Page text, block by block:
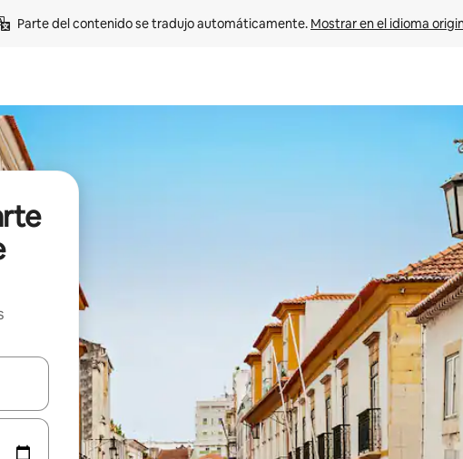
Parte del contenido se tradujo automáticamente. Mostrar en el idioma
navegar usando las teclas de las flechas hacia arriba y hacia abajo, o bien